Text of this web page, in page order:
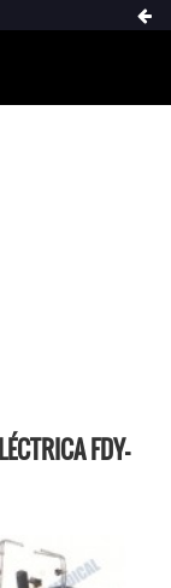
FDY-